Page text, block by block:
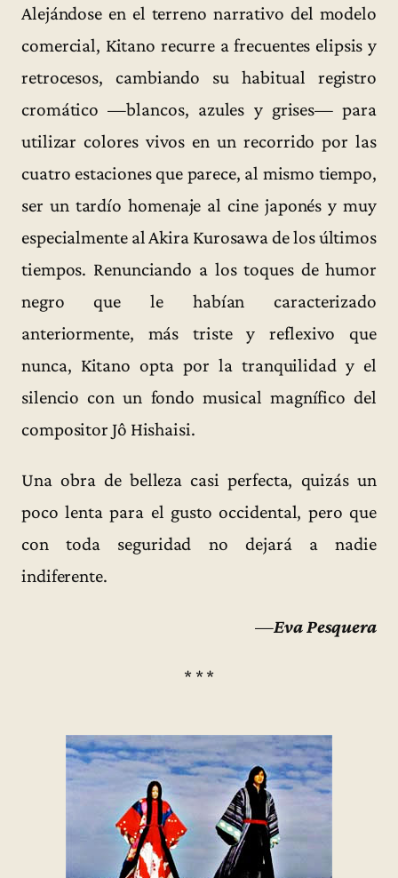
Alejándose en el terreno narrativo del modelo
comercial, Kitano recurre a frecuentes elipsis y
retrocesos, cambiando su habitual registro
cromático —blancos, azules y grises— para
utilizar colores vivos en un recorrido por las
cuatro estaciones que parece, al mismo tiempo,
ser un tardío homenaje al cine japonés y muy
especialmente al Akira Kurosawa de los últimos
tiempos. Renunciando a los toques de humor
negro que le habían caracterizado
anteriormente, más triste y reflexivo que
nunca, Kitano opta por la tranquilidad y el
silencio con un fondo musical magnífico del
compositor Jô Hishaisi.
Una obra de belleza casi perfecta, quizás un
poco lenta para el gusto occidental, pero que
con toda seguridad no dejará a nadie
indiferente.
—Eva Pesquera
* * *